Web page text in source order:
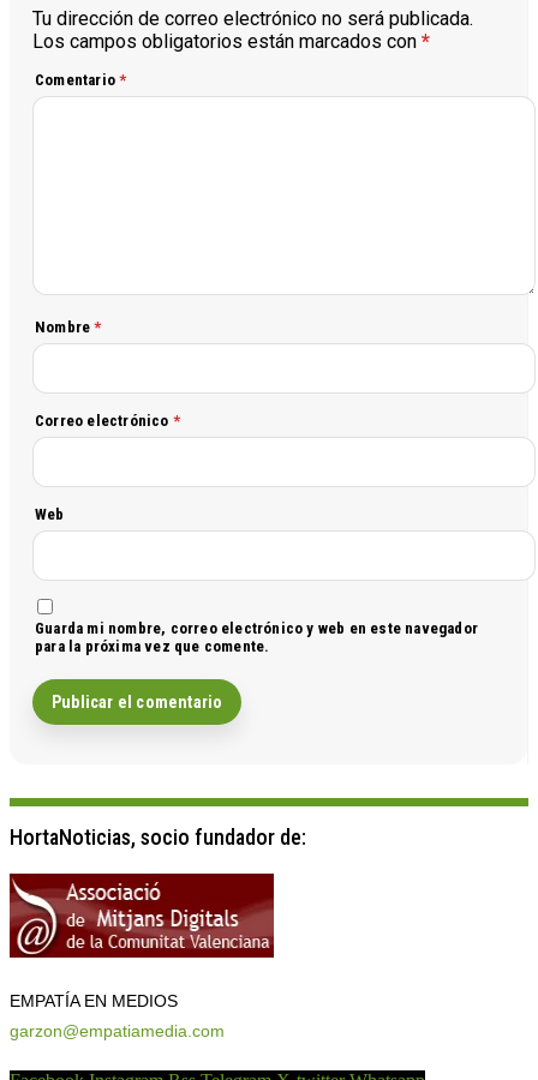
Tu dirección de correo electrónico no será publicada.
Los campos obligatorios están marcados con *
Comentario*
Nombre*
Correo electrónico *
Web
Guarda mi nombre, correo electrónico y web en este navegador
para la próxima vez que comente.
HortaNoticias, socio fundador de:
EMPATÍA EN MEDIOS
garzon@empatiamedia.com